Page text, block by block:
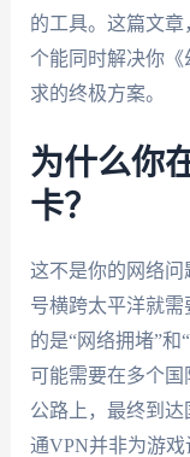
的工具。这篇文
个能同时解决你
求的终极方案。
为什么你
卡？
这不是你的网络
号横跨太平洋就
的是“网络拥堵”和
可能需要在多个
公路上，最终到
通VPN并非为游